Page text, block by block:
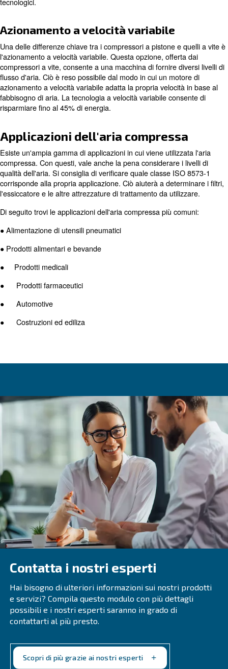
Tipi di compressori d'aria
Esistono due tipi principali di compressori che
esplorerai le opzioni. Si tratta dicompressori a pistone
a vite rotativi.
La differenza fondamentale tra questi due tipi di
funzionamento. Un compressore a pistoni utilizza in
cilindri). I compressori rotativi a vite, invece,
rotori opposti, che possono essere alimentati da
motori.
Compressore a pistone vs.
vite rotativo
Entrambi i tipi di compressore presentano vantaggi e
compressori a pistone hanno un design molto più
iniziale inferiore.
acquistare. Detto ciò, offrono maggiori vantaggi in
energetica, che solitamente compensano i costi di
Una delle differenze chiave tra i compressori a pistone
l'azionamento a velocità variabile. Questa opzione,
compressori a vite, consente a una macchina di fornire
flusso d'aria. Ciò è reso possibile dal modo in cui un
azionamento a velocità variabile adatta la propria
fabbisogno di aria. La tecnologia a velocità variabile
risparmiare fino al 45% di energia.
Applicazioni dell'aria
Esiste un'ampia gamma di applicazioni in cui viene
compressa. Con questi, vale anche la pena considerare
corrisponde alla propria applicazione. Ciò aiuterà a
l'essiccatore e le altre attrezzature di trattamento da
Di seguito trovi le applicazioni dell'aria compressa più
● Prodotti alimentari e bevande